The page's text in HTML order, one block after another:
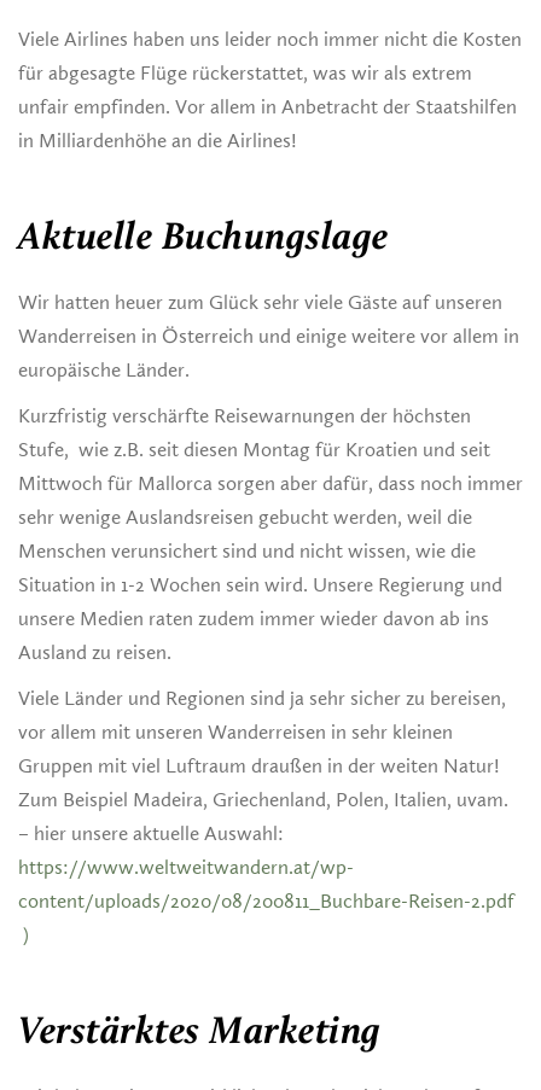
Viele Airlines haben uns leider noch immer nicht die Kosten
für abgesagte Flüge rückerstattet, was wir als extrem
unfair empfinden. Vor allem in Anbetracht der Staatshilfen
in Milliardenhöhe an die Airlines!
Aktuelle Buchungslage
Wir hatten heuer zum Glück sehr viele Gäste auf unseren
Wanderreisen in Österreich und einige weitere vor allem in
europäische Länder.
Kurzfristig verschärfte Reisewarnungen der höchsten
Stufe, wie z.B. seit diesen Montag für Kroatien und seit
Mittwoch für Mallorca sorgen aber dafür, dass noch immer
sehr wenige Auslandsreisen gebucht werden, weil die
Menschen verunsichert sind und nicht wissen, wie die
Situation in 1-2 Wochen sein wird. Unsere Regierung und
unsere Medien raten zudem immer wieder davon ab ins
Ausland zu reisen.
Viele Länder und Regionen sind ja sehr sicher zu bereisen,
vor allem mit unseren Wanderreisen in sehr kleinen
Gruppen mit viel Luftraum draußen in der weiten Natur!
Zum Beispiel Madeira, Griechenland, Polen, Italien, uvam.
– hier unsere aktuelle Auswahl:
https://www.weltweitwandern.at/wp-
content/uploads/2020/08/200811_Buchbare-Reisen-2.pdf
)
Verstärktes Marketing